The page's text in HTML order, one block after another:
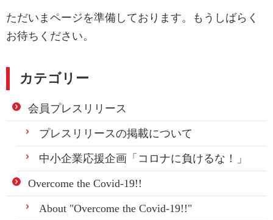
ただいまページを準備しております。もうしばらく
お待ちください。
カテゴリー
会員プレスリリース
プレスリリースの掲載について
中小企業応援企画「コロナに負けるな！」
Overcome the Covid-19!!
About "Overcome the Covid-19!!"